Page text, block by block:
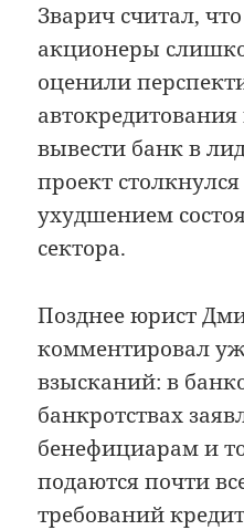
Зварич считал,
акционеры
оценили
автокредитования
вывести банк в
проект
ухудшением
сектора.
Позднее юрист
комментировал
взысканий: в
банкротствах
бенефициарам и
подаются почти
требований